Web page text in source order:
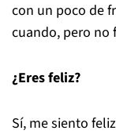
con un poco de
cuando, pero no
¿Eres feliz?
Sí, me siento feliz